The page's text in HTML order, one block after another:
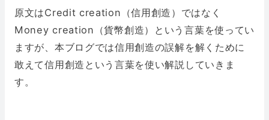
原文はCredit creation（信用創造）ではなく
Money creation（貨幣創造）という言葉を使ってい
ますが、本ブログでは信用創造の誤解を解くために
敢えて信用創造という言葉を使い解説していきま
す。